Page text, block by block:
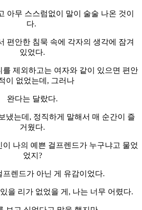
아무 스스럼없이 말이 술술 나온 것이
다.
편안한 침묵 속에 각자의 생각에 잠겨
있었다.
를 제외하고는 여자와 같이 있으면 편안
이 없었는데, 그러나
완다는 달랐다.
냈는데, 정직하게 말해서 매 순간이 즐
거웠다.
이 나의 예쁜 걸프렌드가 누구냐고 물었
었지?
프렌드가 아닌 게 유감이었다.
을 리가 없었을 게, 나는 너무 어렸다.